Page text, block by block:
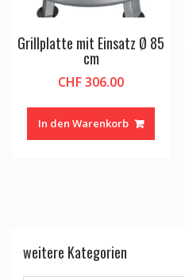
Grillplatte mit Einsatz Ø 85
cm
CHF306.00
In den Warenkorb
weitere Kategorien